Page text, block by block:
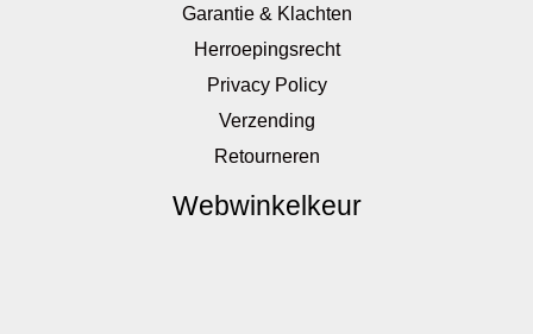
Garantie & Klachten
Herroepingsrecht
Privacy Policy
Verzending
Retourneren
Webwinkelkeur